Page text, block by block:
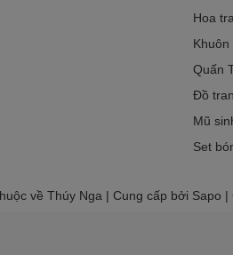
Hoa
Khuôn
Quấn
Đồ
Mũ
Set
về Thúy Nga | Cung cấp bởi Sapo |